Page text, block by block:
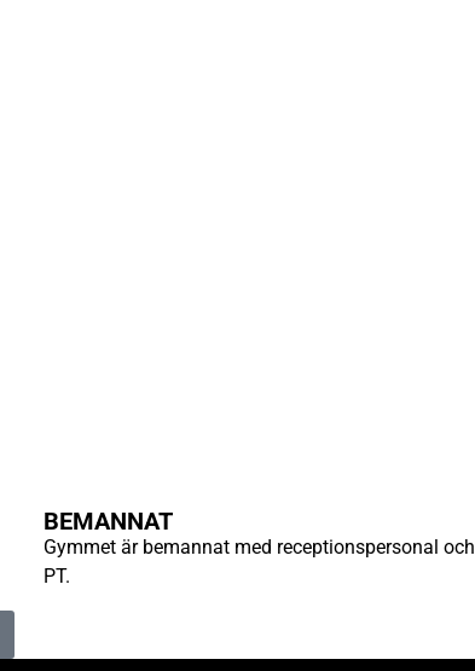
BEMANNAT
Gymmet är bemannat med receptionspersonal och
PT.